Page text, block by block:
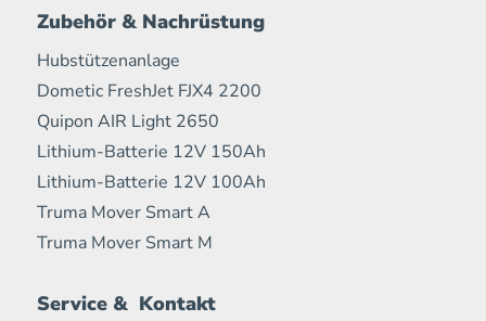
Zubehör & Nachrüstung
Hubstützenanlage
Dometic FreshJet FJX4 2200
Quipon AIR Light 2650
Lithium-Batterie 12V 150Ah
Lithium-Batterie 12V 100Ah
Truma Mover Smart A
Truma Mover Smart M
Service & Kontakt